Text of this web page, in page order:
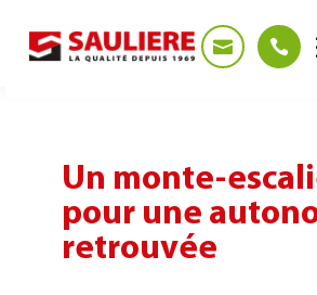
Un monte-
pour une
retrouvée